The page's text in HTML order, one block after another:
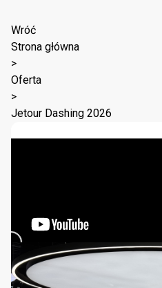
Wróć
Strona główna
>
Oferta
>
Jetour Dashing 2026